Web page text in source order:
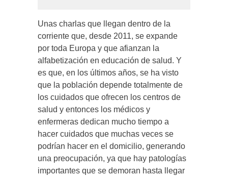
Unas charlas que llegan dentro de la
corriente que, desde 2011, se expande
por toda Europa y que afianzan la
alfabetización en educación de salud. Y
es que, en los últimos años, se ha visto
que la población depende totalmente de
los cuidados que ofrecen los centros de
salud y entonces los médicos y
enfermeras dedican mucho tiempo a
hacer cuidados que muchas veces se
podrían hacer en el domicilio, generando
una preocupación, ya que hay patologías
importantes que se demoran hasta llegar